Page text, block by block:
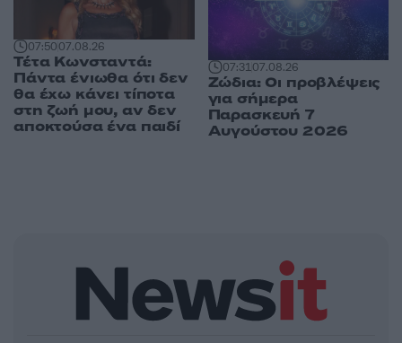
07:5007.08.26
Τέτα Κωνσταντά:
Πάντα ένιωθα ότι δεν
θα έχω κάνει τίποτα
στη ζωή μου, αν δεν
αποκτούσα ένα παιδί
07:3107.08.26
Ζώδια: Οι προβλέψεις
για σήμερα
Παρασκευή 7
Αυγούστου 2026